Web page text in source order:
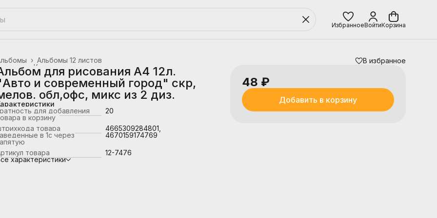
ИзбранноеВойтиКорзина
Альбомы 12 листов
›
Канцтовары, школьные принадлежности
для рисования А4 12л.
и современный город" скр,
обл,офс, микс из 2 диз.
для добавления
в корзину
20
товара
в 1с через
4665309284801,
4670159174769
товара
12-7476
характеристики
В избранное
48 ₽
Добавить в корзину